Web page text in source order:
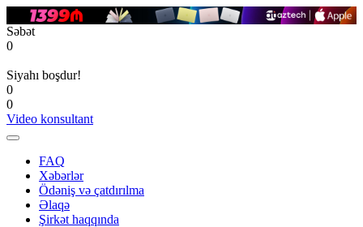
Səbət
0
Siyahı boşdur!
0
0
Video konsultant
FAQ
Xəbərlər
Ödəniş və çatdırılma
Əlaqə
Şirkət haqqında